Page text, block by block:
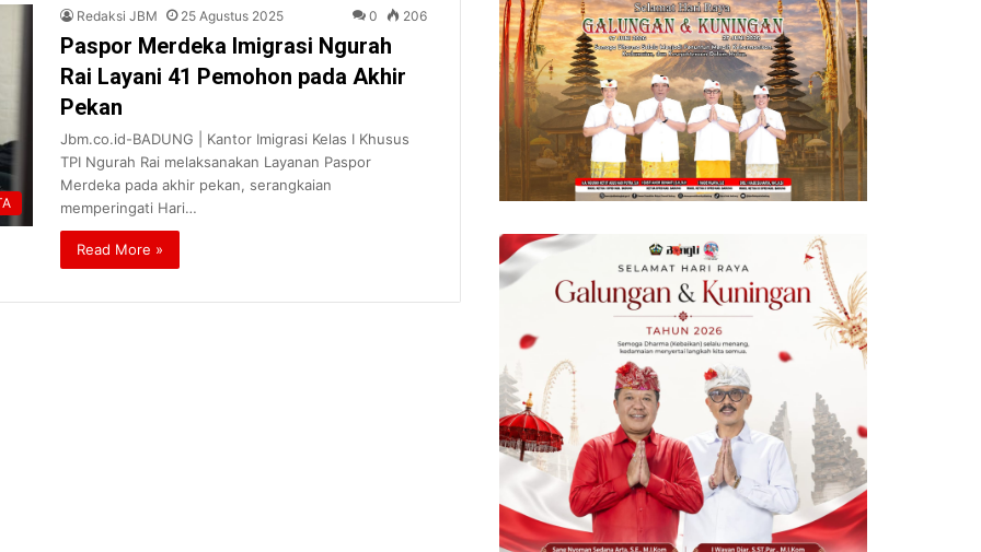
Redaksi JBM 25 Agustus 2025 0 206
Paspor Merdeka Imigrasi Ngurah
Rai Layani 41 Pemohon pada Akhir
Pekan
Jbm.co.id-BADUNG | Kantor Imigrasi Kelas I Khusus
TPI Ngurah Rai melaksanakan Layanan Paspor
Merdeka pada akhir pekan, serangkaian
memperingati Hari…
Read More »